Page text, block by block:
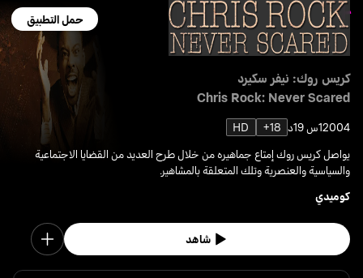
حمل التطبيق
كريس روك: نيفر سكيرد
Chris Rock: Never Scared
20041س 19د 18+
HD
يواصل كريس روك إمتاع جماهيره من خلال طرح العديد من القضايا الاجتماعية
والسياسية والعنصرية وتلك المتعلقة بالمشاهير.
كوميدي
شاهد